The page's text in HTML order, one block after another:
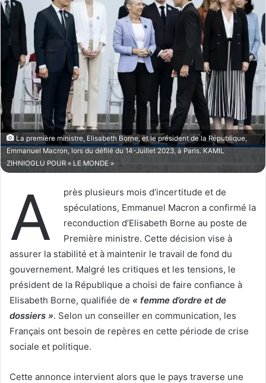
n
i
e
l
La première ministre, Elisabeth Borne, et le président de la République,
Emmanuel Macron, lors du défilé du 14-Juillet 2023, à Paris. KAMIL
ZIHNIOGLU POUR « LE MONDE »
A
près plusieurs mois d’incertitude et de
spéculations, Emmanuel Macron a confirmé la
reconduction d’Elisabeth Borne au poste de
Première ministre. Cette décision vise à
assurer la stabilité et à maintenir le travail de fond du
gouvernement. Malgré les critiques et les tensions, le
président de la République a choisi de faire confiance à
Elisabeth Borne, qualifiée de « femme d’ordre et de
dossiers ». Selon un conseiller en communication, les
Français ont besoin de repères en cette période de crise
sociale et politique.
Cette annonce intervient alors que le pays traverse une